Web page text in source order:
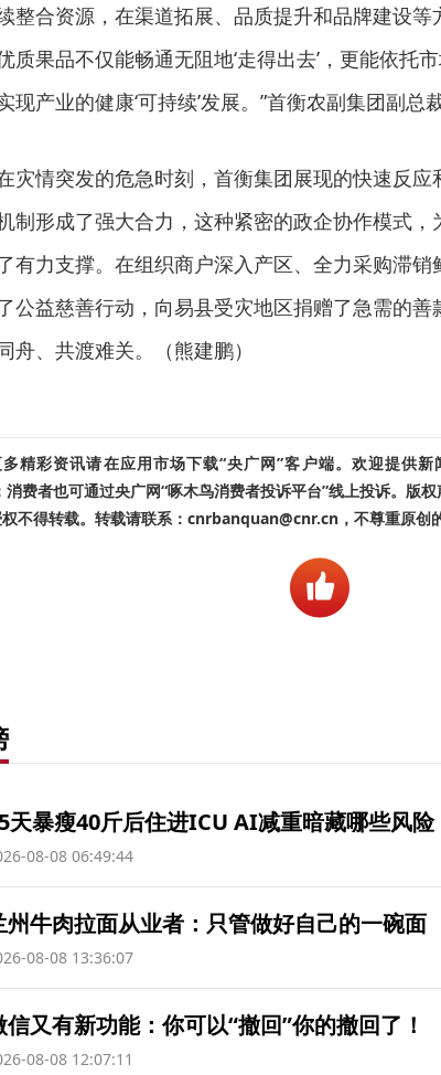
整合资源，在渠道拓展、品质提升和品牌建设
质果品不仅能畅通无阻地‘走得出去’，更能依托市
现产业的健康‘可持续’发展。”首衡农副集团副总
灾情突发的危急时刻，首衡集团展现的快速反
制形成了强大合力，这种紧密的政企协作模式，
有力支撑。在组织商户深入产区、全力采购滞
公益慈善行动，向易县受灾地区捐赠了急需的
舟、共渡难关。（熊建鹏）
精彩资讯请在应用市场下载“央广网”客户端。欢迎提供
消费者也可通过央广网“啄木鸟消费者投诉平台”线上投诉。版
不得转载。转载请联系：cnrbanquan@cnr.cn，不尊重原创
天暴瘦40斤后住进ICU AI减重暗藏哪些风险
08-08 06:49:44
州牛肉拉面从业者：只管做好自己的一碗面
08-08 13:36:07
信又有新功能：你可以“撤回”你的撤回了！
08-08 12:07:11